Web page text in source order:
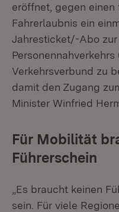
eröffnet, gegen
Fahrerlaubnis ein
Jahresticket/-Abo
Verkehrsverbund zu
damit den Zugang
Minister Winfried
Für Mobilität
Führerschein
„Es braucht keinen
sein. Für viele